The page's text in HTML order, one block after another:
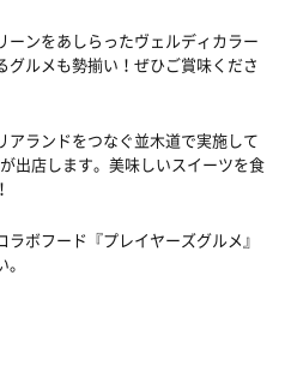
ーンをあしらったヴェルディカラー
ルメも勢揃い！ぜひご賞味くださ
アランドをつなぐ並木道で実施して
出店します。美味しいスイーツを食
ボフード『プレイヤーズグルメ』